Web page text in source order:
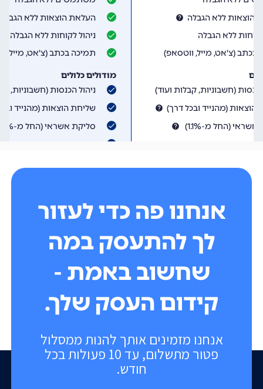
אנחנו מזמינים אותך להנות ממסלול
פטור מתשלום, עד 10 פעולות בכל
חודש.
אנחנו פה כדי לעזור
לך להתעסק במה
שחשוב באמת -
קידום העסק שלך.